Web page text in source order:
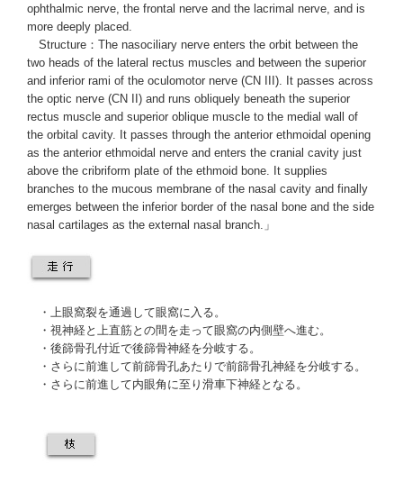
ophthalmic nerve, the frontal nerveand the lacrimal nerve, and is
more deeply placed.
Structure：The nasociliary nerveenters the orbit between the
two heads of the lateral rectus muscles and between the superior
and inferior rami of the oculomotor nerve(CN III). It passes across
the optic nerve(CN II) and runs obliquely beneath the superior
rectus muscleand superior oblique muscleto the medial wall of
the orbital cavity. It passes through the anterior ethmoidal opening
as the anterior ethmoidal nerve and enters the cranial cavity just
above the cribriform plate of the ethmoid bone. It supplies
branches to the mucous membrane of the nasal cavity and finally
emerges between the inferior border of the nasal bone and the side
nasal cartilages as the external nasal branch.」
・上眼窩裂を通過して眼窩に入る。
・視神経と 上直筋との間を走って眼窩の内側壁へ進む。
・ 後篩骨孔付近で後篩骨神経を分岐する。
・さらに前進して前篩骨孔あたりで前篩骨孔神経を分岐する。
・さらに前進して内眼角に至り 滑車下神経となる。